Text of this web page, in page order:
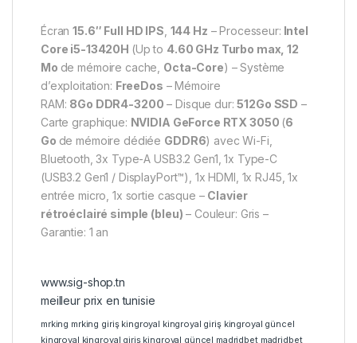
Écran15.6″ Full HD IPS 144 Hz – Processeur: Intel
Core i5-13420H (Up to 4.60 GHz Turbo max, 12
Mo de mémoire cache, Octa-Core) – Système
d’exploitation: FreeDos – Mémoire
RAM: 8Go DDR4-3200 – Disque dur:512Go SSD –
Carte graphique: NVIDIA GeForce RTX 3050 (6
Go de mémoire dédiée GDDR6) avec Wi-Fi,
Bluetooth, 3x Type-A USB3.2 Gen1, 1x Type-C
(USB3.2 Gen1 / DisplayPort™), 1x HDMI, 1x RJ45, 1x
entrée micro, 1x sortie casque – Clavier
rétroéclairé simple (bleu) – Couleur: Gris –
Garantie: 1 an
www.sig-shop.tn
meilleur prix en tunisie
mrking mrking giriş kingroyal kingroyal giriş kingroyal güncel
kingroyal kingroyal giriş kingroyal güncel madridbet madridbet